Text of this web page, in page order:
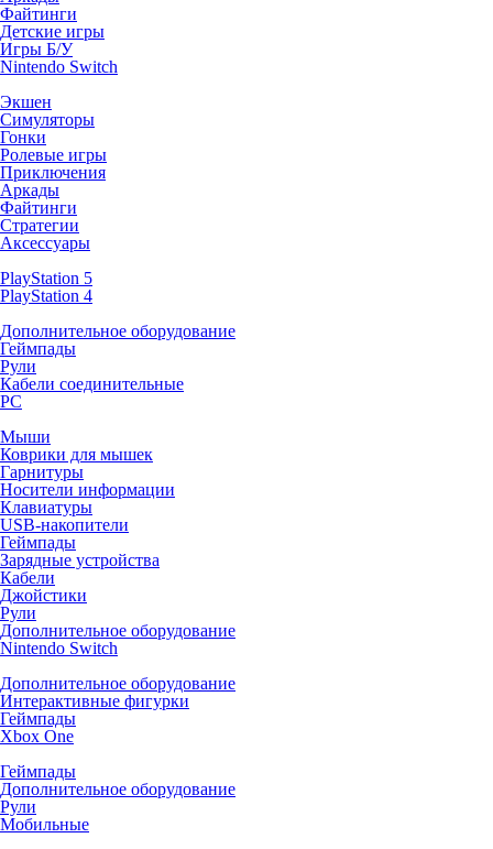
Файтинги
Детские игры
Игры Б/У
Nintendo Switch
Экшен
Симуляторы
Гонки
Ролевые игры
Приключения
Аркады
Файтинги
Стратегии
Аксессуары
PlayStation 5
PlayStation 4
Дополнительное оборудование
Геймпады
Рули
Кабели соединительные
PC
Мыши
Коврики для мышек
Гарнитуры
Носители информации
Клавиатуры
USB-накопители
Геймпады
Зарядные устройства
Кабели
Джойстики
Рули
Дополнительное оборудование
Nintendo Switch
Дополнительное оборудование
Интерактивные фигурки
Геймпады
Xbox One
Геймпады
Дополнительное оборудование
Рули
Мобильные